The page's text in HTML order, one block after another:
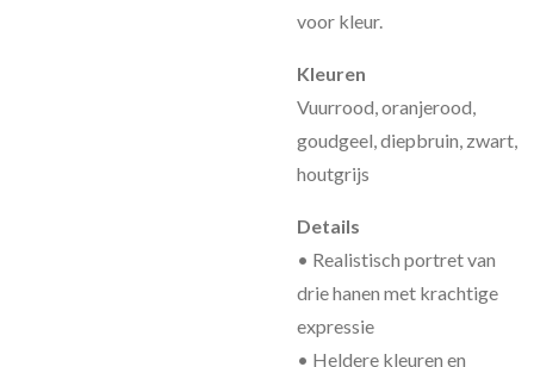
voor kleur.
Kleuren
Vuurrood, oranjerood,
goudgeel, diepbruin, zwart,
houtgrijs
Details
• Realistisch portret van
drie hanen met krachtige
expressie
• Heldere kleuren en